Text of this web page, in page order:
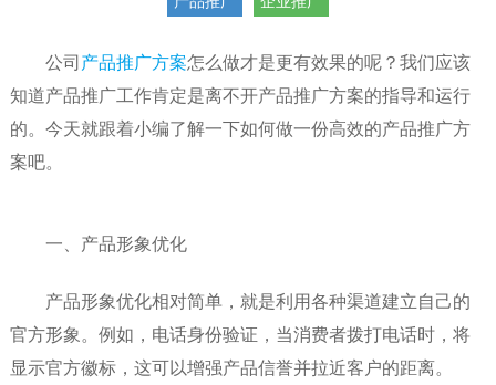
公司 产品推广方案怎么做才是更有效果的呢？我们应该
知道产品推广工作肯定是离不开产品推广方案的指导和运行
的。今天就跟着小编了解一下如何做一份高效的产品推广方
案吧。
一、产品形象优化
产品形象优化相对简单，就是利用各种渠道建立自己的
官方形象。例如，电话身份验证，当消费者拨打电话时，将
显示官方徽标，这可以增强产品信誉并拉近客户的距离。